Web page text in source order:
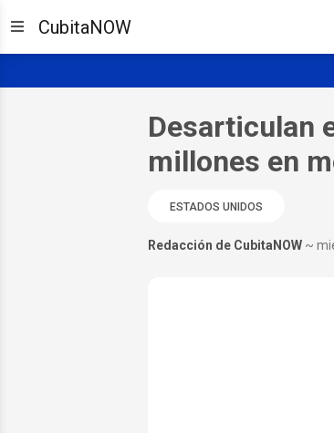
CubitaNOW
Desarticulan
millones en
ESTADOS UNIDOS
Redacción de CubitaNOW ~